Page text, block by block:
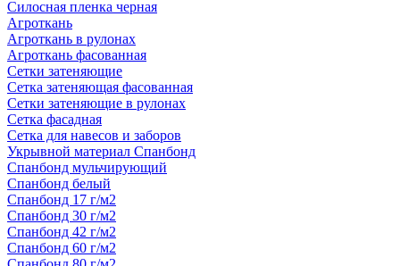
Силосная пленка черная
Агроткань
Агроткань в рулонах
Агроткань фасованная
Сетки затеняющие
Сетка затеняющая фасованная
Сетки затеняющие в рулонах
Сетка фасадная
Сетка для навесов и заборов
Укрывной материал Спанбонд
Спанбонд мульчирующий
Спанбонд белый
Спанбонд 17 г/м2
Спанбонд 30 г/м2
Спанбонд 42 г/м2
Спанбонд 60 г/м2